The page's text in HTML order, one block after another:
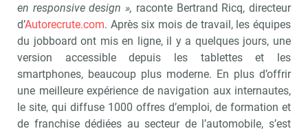
en responsive design », raconte Bertrand Ricq, directeur
d’Autorecrute.com. Après six mois de travail, les équipes
du jobboard ont mis en ligne, il y a quelques jours, une
version accessible depuis les tablettes et les
smartphones, beaucoup plus moderne. En plus d’offrir
une meilleure expérience de navigation aux internautes,
le site, qui diffuse 1000 offres d’emploi, de formation et
de franchise dédiées au secteur de l’automobile, s’est